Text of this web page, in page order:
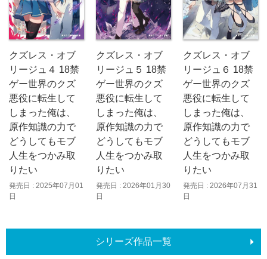
クズレス・オブ
リージュ４ 18禁
ゲー世界のクズ
悪役に転生して
しまった俺は、
原作知識の力で
どうしてもモブ
人生をつかみ取
りたい
発売日 : 2025年07月01
日
クズレス・オブ
リージュ５ 18禁
ゲー世界のクズ
悪役に転生して
しまった俺は、
原作知識の力で
どうしてもモブ
人生をつかみ取
りたい
発売日 : 2026年01月30
日
クズレス・オブ
リージュ６ 18禁
ゲー世界のクズ
悪役に転生して
しまった俺は、
原作知識の力で
どうしてもモブ
人生をつかみ取
りたい
発売日 : 2026年07月31
日
シリーズ作品一覧